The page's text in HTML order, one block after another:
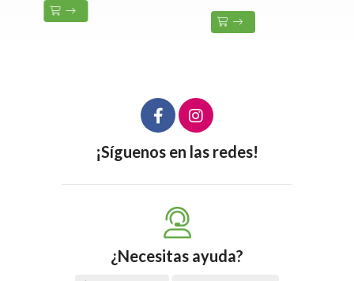
¡Síguenos en las redes!
¿Necesitas ayuda?